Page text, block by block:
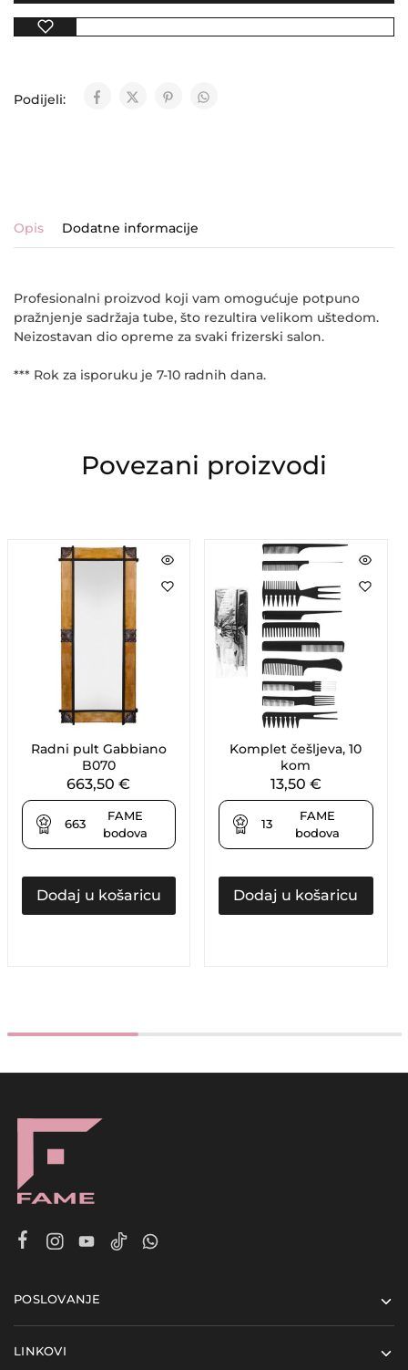
Podijeli:
Opis Dodatne informacije
Profesionalni proizvod koji vam omogućuje potpuno
pražnjenje sadržaja tube, što rezultira velikom uštedom.
Neizostavan dio opreme za svaki frizerski salon.
*** Rok za isporuku je 7-10 radnih dana.
Povezani proizvodi
Radni pult Gabbiano
B070
663,50€
663
FAME
bodova
Dodaj u košaricu
Komplet češljeva, 10
kom
13,50 €
13
FAME
bodova
Dodaj u košaricu
POSLOVANJE
LINKOVI